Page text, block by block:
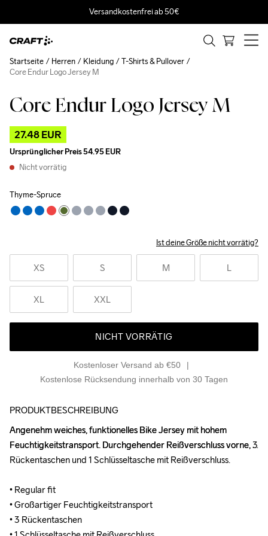
Versandkostenfrei ab 50€
Core Endur Logo Jersey M
27.48 EUR
Ursprünglicher Preis54.95 EUR
Nicht vorrätig
Thyme-Spruce
Ist deine Größe nicht vorrätig?
XS S M L
XL XXL
NICHT VORRÄTIG
Kostenloser Versand ab €50
Kostenlose Rücksendung innerhalb von 30 Tagen
Startseite Herren Kleidung
T-Shirts & Pullover
Core Endur Logo Jersey M
Outlet
PRODUKTBESCHREIBUNG
Angenehm weiches, funktionelles Bike Jersey mit hohem
Feuchtigkeitstransport. Durchgehender Reißverschluss vorne, 3
Rückentaschen und 1 Schlüsseltasche mit Reißverschluss.
• Regular fit
• Großartiger Feuchtigkeitstransport
• 3 Rückentaschen
Angenehm weiches, funktionelles Bike Jersey mit hohem
Feuchtigkeitstransport. Durchgehender Reißverschluss vorne, 3
Rückentaschen und 1 Schlüsseltasche mit Reißverschluss.
• Regular fit
• Großartiger Feuchtigkeitstransport
• 3 Rückentaschen